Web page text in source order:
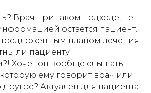
Врач при таком подходе, не
остается пациент.
планом лечения
ли пациенту
Хочет он вообще слышать
ему говорит врач или
Актуален для пациента